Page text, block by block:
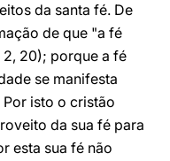
da santa fé. De
de que "a fé
2, 20); porque a fé
se manifesta
isto o cristão
da sua fé para
esta sua fé não